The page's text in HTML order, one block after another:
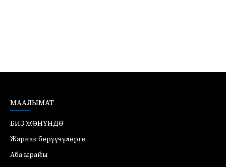
МААЛЫМАТ
БИЗ ЖӨНҮНДӨ
Жарнак берүүчүлөргө
Аба ырайы